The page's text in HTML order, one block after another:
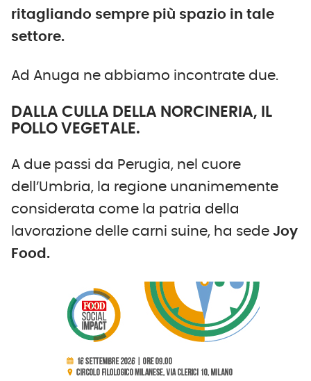
ritagliando sempre più spazio in tale
settore.
Ad Anuga ne abbiamo incontrate due.
DALLA CULLA DELLA NORCINERIA, IL
POLLO VEGETALE.
A due passi da Perugia, nel cuore
dell’Umbria, la regione unanimemente
considerata come la patria della
lavorazione delle carni suine, ha sede Joy
Food.